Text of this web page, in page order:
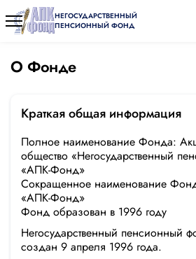
НЕГОСУДАРСТВЕННЫЙ
ПЕНСИОННЫЙ ФОНД
О Фонде
Краткая общая информация
Полное наименование Фонда:
общество «Негосударственный
«АПК-Фонд»
Сокращенное наименование
«АПК-Фонд»
Фонд образован в 1996 году
Негосударственный
создан 9 апреля 1996 года.